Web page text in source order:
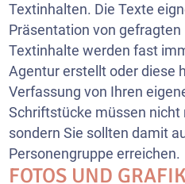
Textinhalten. Die Texte
Präsentation von
Textinhalte werden fast
Agentur erstellt oder diese
Verfassung von Ihren
Schriftstücke müssen nicht
sondern Sie sollten damit
Personengruppe erreichen.
FOTOS UND